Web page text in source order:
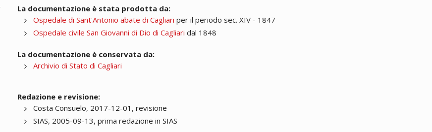
La documentazione è stata prodotta da:
Ospedale di Sant'Antonio abate di Cagliari per il periodo sec. XIV - 1847
Ospedale civile San Giovanni di Dio di Cagliari dal 1848
La documentazione è conservata da:
Archivio di Stato di Cagliari
Redazione e revisione:
Costa Consuelo, 2017-12-01, revisione
SIAS, 2005-09-13, prima redazione in SIAS